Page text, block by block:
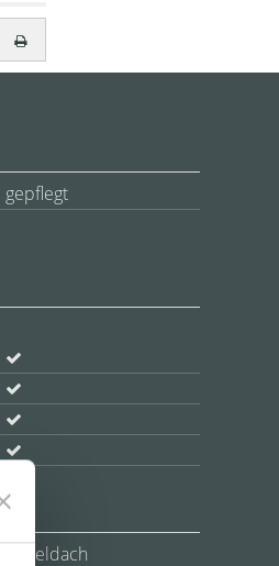
gepflegt
Satteldach